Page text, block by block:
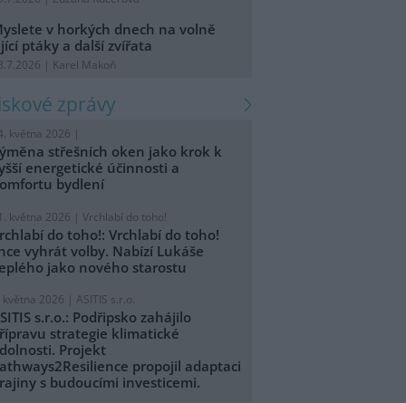
v horkých dnech na volně
ptáky a další zvířata
| Karel Makoň
zprávy
května 2026 |
střešních oken jako krok k
energetické účinnosti a
bydlení
května 2026 | Vrchlabí do toho!
do toho!: Vrchlabí do toho!
vyhrát volby. Nabízí Lukáše
jako nového starostu
května 2026 | ASITIS s.r.o.
s.r.o.: Podřipsko zahájilo
strategie klimatické
Projekt
propojil adaptaci
s budoucími investicemi.